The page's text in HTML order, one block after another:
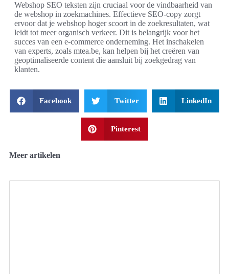
Webshop SEO teksten zijn cruciaal voor de vindbaarheid van
de webshop in zoekmachines. Effectieve SEO-copy zorgt
ervoor dat je webshop hoger scoort in de zoekresultaten, wat
leidt tot meer organisch verkeer. Dit is belangrijk voor het
succes van een e-commerce onderneming. Het inschakelen
van experts, zoals mtea.be, kan helpen bij het creëren van
geoptimaliseerde content die aansluit bij zoekgedrag van
klanten.
Facebook Twitter LinkedIn
Pinterest
Meer artikelen